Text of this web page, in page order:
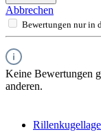
Abbrechen
Bewertungen nur in
Keine Bewertungen
anderen.